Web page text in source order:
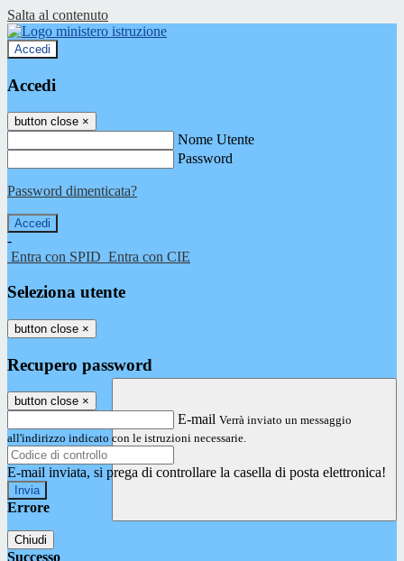
Salta al contenuto
Accedi
Accedi
button close ×
Nome Utente
Password
Password dimenticata?
-
Entra con SPID Entra con CIE
Seleziona utente
button close ×
Recupero password
button close ×
E-mail Verrà inviato un messaggio
all'indirizzo indicato con le istruzioni necessarie.
E-mail inviata, si prega di controllare la casella di posta elettronica!
Errore
Chiudi
Successo